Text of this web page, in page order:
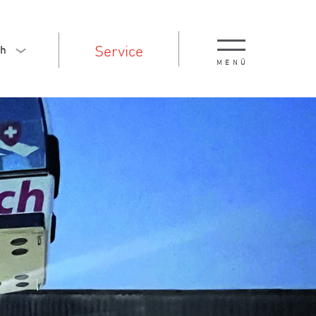
Service
MENÜ